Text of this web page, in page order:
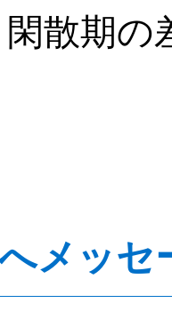
散期の
メッセ